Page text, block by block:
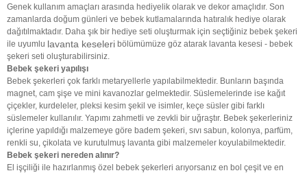
Genek kullanım amaçları arasında hediyelik olarak ve dekor amaçlıdır. Son
zamanlarda doğum günleri ve bebek kutlamalarında hatıralık hediye olarak
dağıtılmaktadır. Daha şık bir hediye seti oluşturmak için seçtiğiniz bebek şekeri
ile uyumlu lavanta keseleri bölümümüze göz atarak lavanta kesesi - bebek
şekeri seti oluşturabilirsiniz.
Bebek şekeri yapılışı
Bebek şekerleri çok farklı metaryellerle yapılabilmektedir. Bunların başında
magnet, cam şişe ve mini kavanozlar gelmektedir. Süslemelerinde ise kağıt
çiçekler, kurdeleler, pleksi kesim şekil ve isimler, keçe süsler gibi farklı
süslemeler kullanılır. Yapımı zahmetli ve zevkli bir uğraştır. Bebek şekerleriniz
içlerine yapıldığı malzemeye göre badem şekeri, sıvı sabun, kolonya, parfüm,
renkli su, çikolata ve kurutulmuş lavanta gibi malzemeler koyulabilmektedir.
Bebek şekeri nereden alınır?
El işçiliği ile hazırlanmış özel bebek şekerleri arıyorsanız en bol çeşit ve en